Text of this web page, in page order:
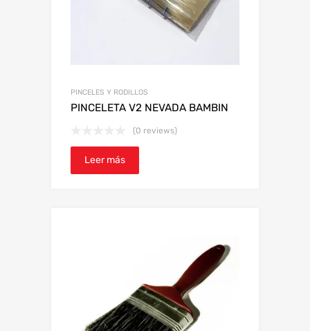
PINCELES Y RODILLOS
PINCELETA V2 NEVADA BAMBIN
(0 reviews)
Leer más